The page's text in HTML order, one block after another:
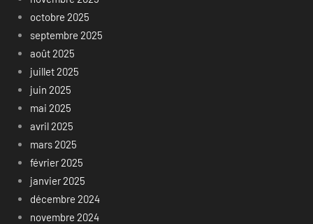
octobre 2025
septembre 2025
août 2025
juillet 2025
juin 2025
mai 2025
avril 2025
mars 2025
février 2025
janvier 2025
décembre 2024
novembre 2024